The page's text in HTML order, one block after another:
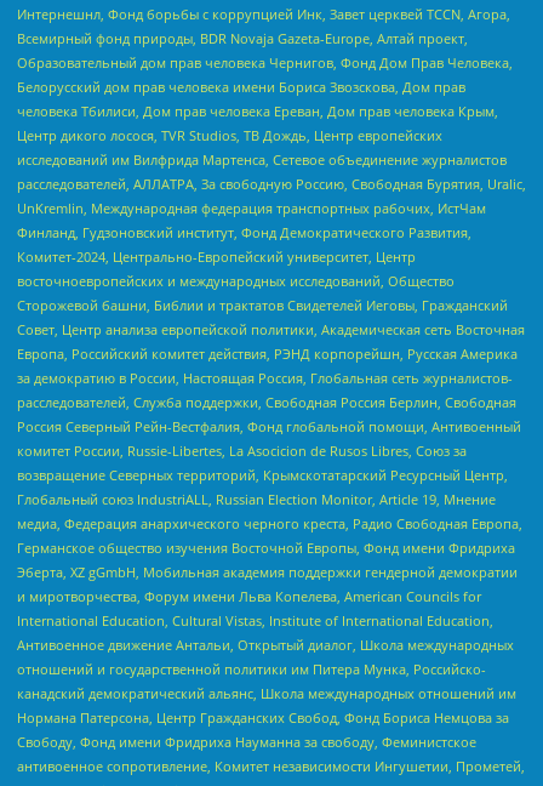
Интернешнл, Фонд борьбы с коррупцией Инк, Завет церквей TCCN, Агора,
Всемирный фонд природы, BDR Novaja Gazeta-Europe, Алтай проект,
Образовательный дом прав человека Чернигов, Фонд Дом Прав Человека,
Белорусский дом прав человека имени Бориса Звозскова, Дом прав
человека Тбилиси, Дом прав человека Ереван, Дом прав человека Крым,
Центр дикого лосося, TVR Studios, ТВ Дождь, Центр европейских
исследований им Вилфрида Мартенса, Сетевое объединение журналистов
расследователей, АЛЛАТРА, За свободную Россию, Свободная Бурятия, Uralic,
UnKremlin, Международная федерация транспортных рабочих, ИстЧам
Финланд, Гудзоновский институт, Фонд Демократического Развития,
Комитет-2024, Центрально-Европейский университет, Центр
восточноевропейских и международных исследований, Общество
Сторожевой башни, Библии и трактатов Свидетелей Иеговы, Гражданский
Совет, Центр анализа европейской политики, Академическая сеть Восточная
Европа, Российский комитет действия, РЭНД корпорейшн, Русская Америка
за демократию в России, Настоящая Россия, Глобальная сеть журналистов-
расследователей, Служба поддержки, Свободная Россия Берлин, Свободная
Россия Северный Рейн-Вестфалия, Фонд глобальной помощи, Антивоенный
комитет России, Russie-Libertes, La Asocicion de Rusos Libres, Союз за
возвращение Северных территорий, Крымскотатарский Ресурсный Центр,
Глобальный союз IndustriALL, Russian Election Monitor, Article 19, Мнение
медиа, Федерация анархического черного креста, Радио Свободная Европа,
Германское общество изучения Восточной Европы, Фонд имени Фридриха
Эберта, XZ gGmbH, Мобильная академия поддержки гендерной демократии
и миротворчества, Форум имени Льва Копелева, American Councils for
International Education, Cultural Vistas, Institute of International Education,
Антивоенное движение Антальи, Открытый диалог, Школа международных
отношений и государственной политики им Питера Мунка, Российско-
канадский демократический альянс, Школа международных отношений им
Нормана Патерсона, Центр Гражданских Свобод, Фонд Бориса Немцова за
Свободу, Фонд имени Фридриха Науманна за свободу, Феминистское
антивоенное сопротивление, Комитет независимости Ингушетии, Прометей,